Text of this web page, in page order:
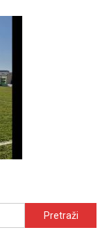
Pretraži: